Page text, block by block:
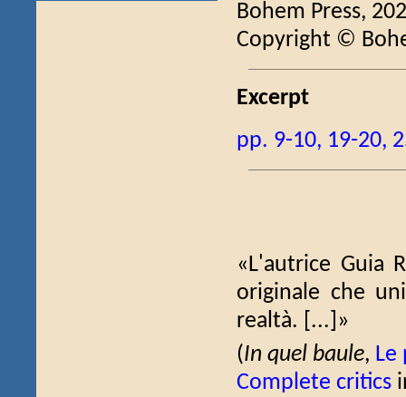
Bohem Press,
Copyright ©
Excerpt
pp. 9-10, 19-20,
«L'autrice Guia
originale che
realtà. [...]»
(In quel baule,
Complete critics